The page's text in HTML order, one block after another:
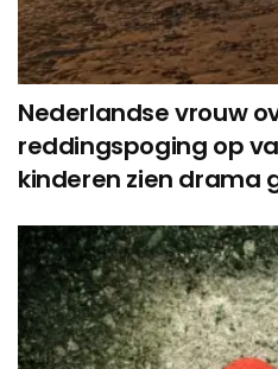
Nederlandse vrouw
reddingspoging op
kinderen zien drama